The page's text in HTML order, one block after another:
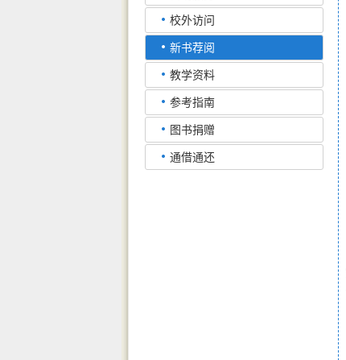
校外访问
新书荐阅
教学资料
参考指南
图书捐赠
通借通还